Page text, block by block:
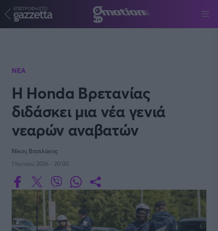
ΕΠΙΣΤΡΟΦΗ ΣΤΟ
ΝΕΑ
Η Honda Βρετανίας
διδάσκει μια νέα γενιά
νεαρών αναβατών
Νίκος Βιτσιλάκης
1 Ιουνίου 2026 - 20:00